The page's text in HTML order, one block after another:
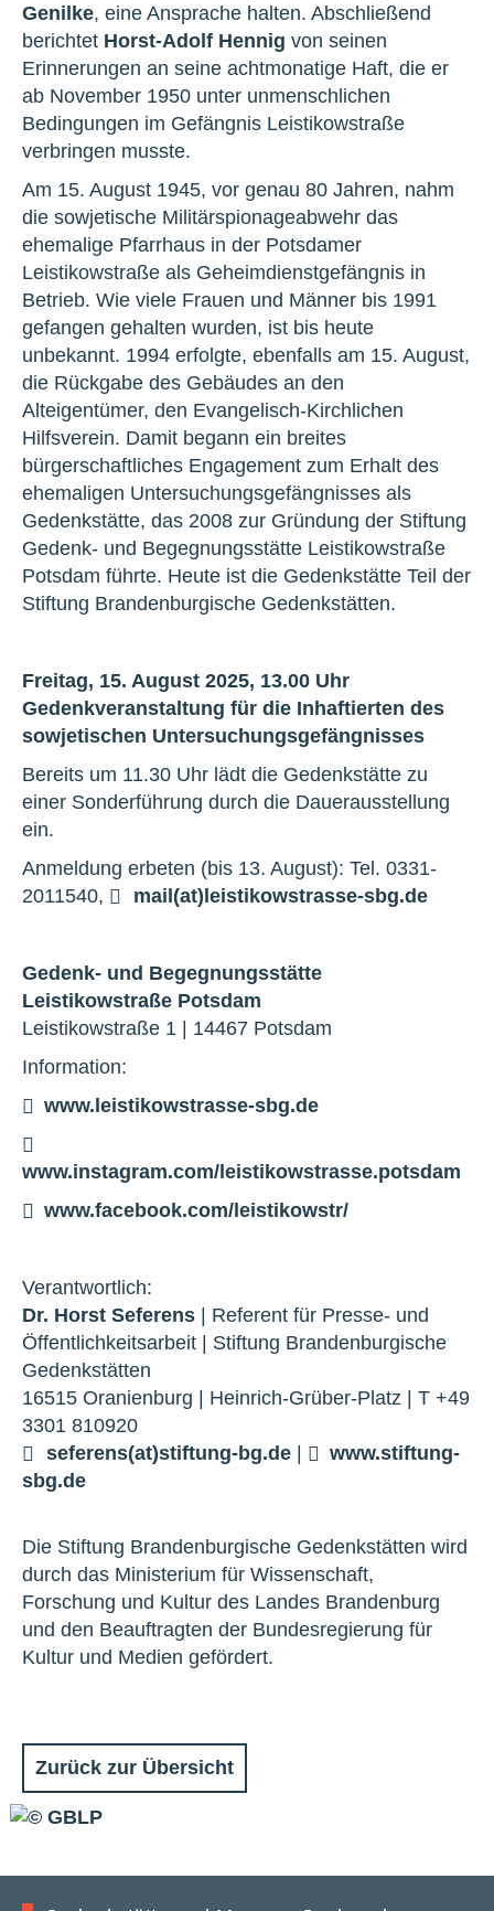
Genilke, eine Ansprache halten. Abschließend
berichtet Horst-Adolf Hennig von seinen
Erinnerungen an seine achtmonatige Haft, die er
ab November 1950 unter unmenschlichen
Bedingungen im Gefängnis Leistikowstraße
verbringen musste.
Am 15. August 1945, vor genau 80 Jahren, nahm
die sowjetische Militärspionageabwehr das
ehemalige Pfarrhaus in der Potsdamer
Leistikowstraße als Geheimdienstgefängnis in
Betrieb. Wie viele Frauen und Männer bis 1991
gefangen gehalten wurden, ist bis heute
unbekannt. 1994 erfolgte, ebenfalls am 15. August,
die Rückgabe des Gebäudes an den
Alteigentümer, den Evangelisch-Kirchlichen
Hilfsverein. Damit begann ein breites
bürgerschaftliches Engagement zum Erhalt des
ehemaligen Untersuchungsgefängnisses als
Gedenkstätte, das 2008 zur Gründung der Stiftung
Gedenk- und Begegnungsstätte Leistikowstraße
Potsdam führte. Heute ist die Gedenkstätte Teil der
Stiftung Brandenburgische Gedenkstätten.
Freitag, 15. August 2025, 13.00 Uhr
Gedenkveranstaltung für die Inhaftierten des
sowjetischen Untersuchungsgefängnisses
Bereits um 11.30 Uhr lädt die Gedenkstätte zu
einer Sonderführung durch die Dauerausstellung
ein.
Anmeldung erbeten (bis 13. August): Tel. 0331-
2011540,
mail(at)leistikowstrasse-sbg.de
Gedenk- und Begegnungsstätte
Leistikowstraße Potsdam
Leistikowstraße 1 | 14467 Potsdam
Information:
www.leistikowstrasse-sbg.de
www.instagram.com/leistikowstrasse.potsdam
www.facebook.com/leistikowstr/
Verantwortlich:
Dr. Horst Seferens | Referent für Presse- und
Öffentlichkeitsarbeit | Stiftung Brandenburgische
Gedenkstätten
16515 Oranienburg | Heinrich-Grüber-Platz | T +49
3301 810920
seferens(at)stiftung-bg.de |
www.stiftung-
sbg.de
Die Stiftung Brandenburgische Gedenkstätten wird
durch das Ministerium für Wissenschaft,
Forschung und Kultur des Landes Brandenburg
und den Beauftragten der Bundesregierung für
Kultur und Medien gefördert.
Zurück zur Übersicht